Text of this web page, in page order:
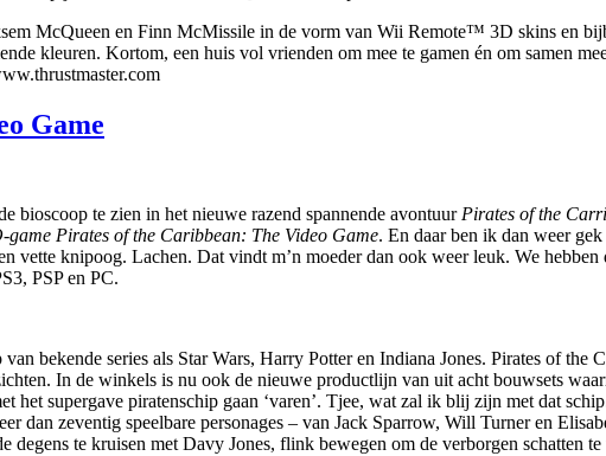
McQueen en Finn McMissile in de vorm van Wii Remote™ 3D skins en
kleuren. Kortom, een huis vol vrienden om mee te gamen én om samen
Game
bioscoop te zien in het nieuwe razend spannende avontuurPirates of the
game Pirates of the Caribbean: The Video Game. En daar ben ik dan weer
vette knipoog. Lachen. Dat vindt m’n moeder dan ook weer leuk. We
PSP en PC.
bekende series als Star Wars, Harry Potter en Indiana Jones. Pirates of the
In de winkels is nu ook de nieuwe productlijn van uit acht bouwsets
het supergave piratenschip gaan ‘varen’. Tjee, wat zal ik blij zijn met dat
dan zeventig speelbare personages – van Jack Sparrow, Will Turner en
te kruisen met Davy Jones, flink bewegen om de verborgen schatten